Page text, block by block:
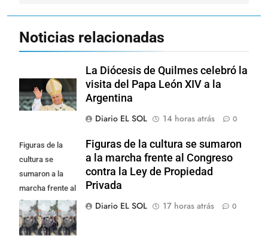
Noticias relacionadas
La Diócesis de Quilmes celebró la
visita del Papa León XIV a la
Argentina
Diario EL SOL
14 horas atrás 0
Figuras de la
cultura se
sumaron a la
marcha frente al
Congreso contra
la Ley de
Propiedad
Figuras de la cultura se sumaron
a la marcha frente al Congreso
contra la Ley de Propiedad
Privada
Diario EL SOL
17 horas atrás 0